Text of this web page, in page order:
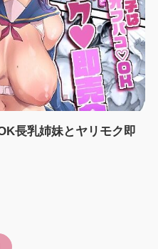
長乳姉妹とヤリモク即